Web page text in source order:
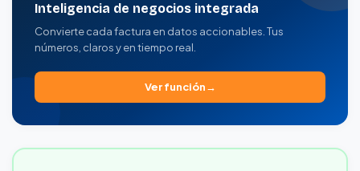
Inteligencia de negocios integrada
Convierte cada factura en datos accionables. Tus
números, claros y en tiempo real.
Ver función